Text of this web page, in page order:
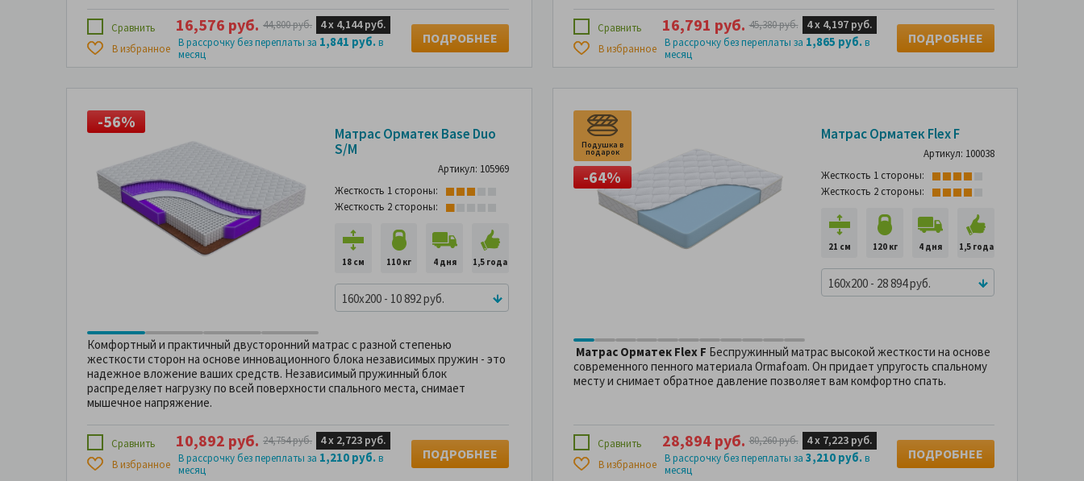
Сравнить
В избранное
16,576 руб. 44,800 руб. 4 х 4,144 руб.
В рассрочку без переплаты за 1,841 руб.в
месяц
ПОДРОБНЕЕ
Сравнить
В избранное
16,791 руб. 45,380 руб. 4 х 4,197 руб.
В рассрочку без переплаты за 1,865 руб.в
месяц
ПОДРОБНЕЕ
-56% -56%
Матрас Орматек Base Duo
S/M
Артикул: 105969
Жесткость 1 стороны:
Жесткость 2 стороны:
18 см 110 кг 4 дня 1,5 года
160x200 - 10 892 руб.
Комфортный и практичный двусторонний матрас с разной степенью
жесткости сторон на основе инновационного блока независимых пружин - это
надежное вложение ваших средств. Независимый пружинный блок
распределяет нагрузку по всей поверхности спального места, снимает
мышечное напряжение.
Сравнить
В избранное
10,892 руб. 24,754 руб. 4 х 2,723 руб.
В рассрочку без переплаты за 1,210 руб.в
месяц
ПОДРОБНЕЕ
Подушка в
подарок
-64% -64%
Матрас Орматек Flex F
Артикул: 100038
Жесткость 1 стороны:
Жесткость 2 стороны:
21 см 120 кг 4 дня 1,5 года
160x200 - 28 894 руб.
Матрас Орматек Flex F Беспружинный матрас высокой жесткости на основе
современного пенного материала Ormafoam. Он придает упругость спальному
месту и снимает обратное давление позволяет вам комфортно спать.
Сравнить
В избранное
28,894 руб. 80,260 руб. 4 х 7,223 руб.
В рассрочку без переплаты за 3,210 руб.в
месяц
ПОДРОБНЕЕ